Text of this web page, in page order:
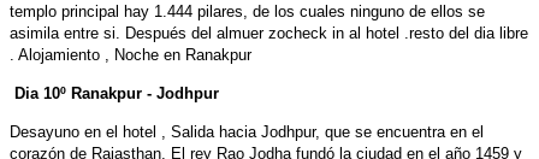
templo principal hay 1.444 pilares, de los cuales ninguno de ellos se
asimila entre si. Después del almuer zocheck in al hotel .resto del dia libre
. Alojamiento , Noche en Ranakpur
Dia 10º Ranakpur - Jodhpur
Desayuno en el hotel , Salida hacia Jodhpur, que se encuentra en el
corazón de Rajasthan, El rey Rao Jodha fundó la ciudad en el año 1459 y